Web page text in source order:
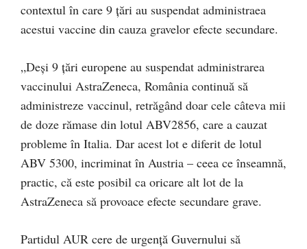
contextul în care 9 țări au suspendat administraea
acestui vaccine din cauza gravelor efecte secundare.
„Deși 9 țări europene au suspendat administrarea
vaccinului AstraZeneca, România continuă să
administreze vaccinul, retrăgând doar cele câteva mii
de doze rămase din lotul ABV2856, care a cauzat
probleme în Italia. Dar acest lot e diferit de lotul
ABV 5300, incriminat în Austria – ceea ce înseamnă,
practic, că este posibil ca oricare alt lot de la
AstraZeneca să provoace efecte secundare grave.
Partidul AUR cere de urgență Guvernului să